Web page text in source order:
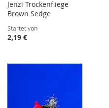
Jenzi Trockenfliege
Brown Sedge
Startet von
2,19 €